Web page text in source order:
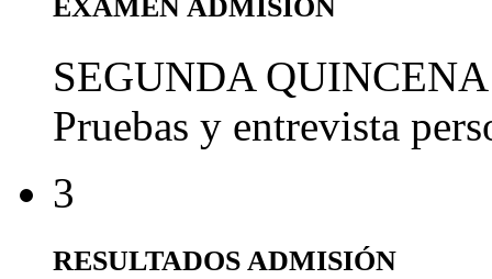
EXAMEN ADMISIÓN
SEGUNDA
Pruebas y entrevista
3
RESULTADOS ADMISIÓN